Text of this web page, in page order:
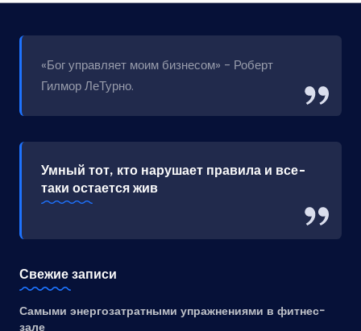
«Бог управляет моим бизнесом» - Роберт
Гилмор ЛеТурно.
Умный тот, кто нарушает правила и все-
таки остается жив
Свежие записи
Самыми энергозатратными упражнениями в фитнес-
зале